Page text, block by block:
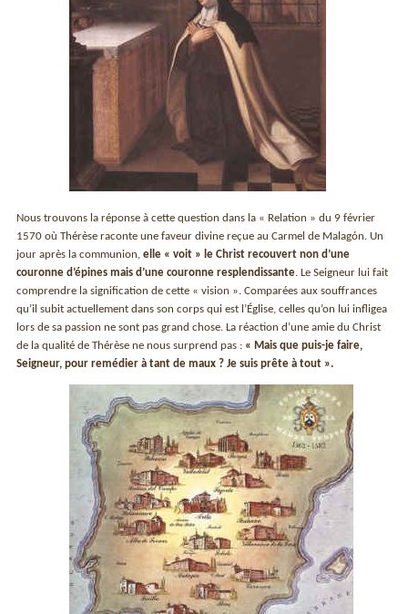
Nous trouvons la réponse à cette question dans la « Relation » du 9 février
1570 où Thérèse raconte une faveur divine reçue au Carmel de Malagón. Un
jour après la communion,elle « voit » le Christ recouvert non d’une
couronne d’épines mais d’une couronne resplendissante. Le Seigneur lui fait
comprendre la signification de cette « vision ». Comparées aux souffrances
qu’il subit actuellement dans son corps qui est l’Église, celles qu’on lui infligea
lors de sa passion ne sont pas grand chose. La réaction d’une amie du Christ
de la qualité de Thérèse ne nous surprend pas : « Mais que puis-je faire,
Seigneur, pour remédier à tant de maux ? Je suis prête à tout ».